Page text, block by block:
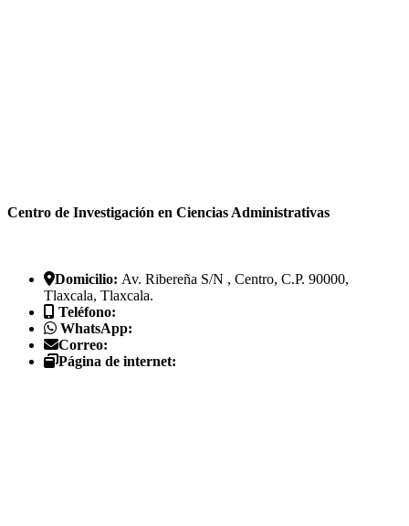
Centro de Investigación en Ciencias Administrativas
Domicilio: Av. Ribereña S/N , Centro, C.P. 90000,
Tlaxcala, Tlaxcala.
Teléfono:
WhatsApp:
Correo:
Página de internet: